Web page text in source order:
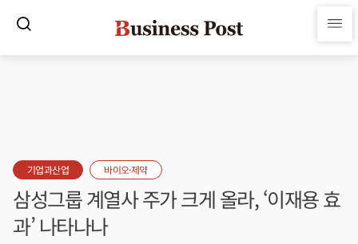
기업과산업 바이오·제약
삼성그룹 계열사 주가 크게 올라, ‘이재용 효
과’ 나타나나